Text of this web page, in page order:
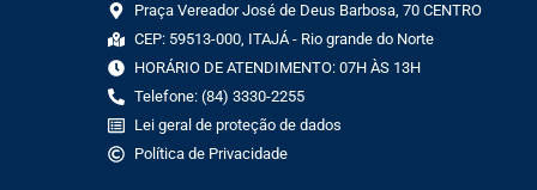
Praça Vereador José de Deus Barbosa, 70 CENTRO
CEP: 59513-000, ITAJÁ - Rio grande do Norte
HORÁRIO DE ATENDIMENTO: 07H ÀS 13H
Telefone: (84) 3330-2255
Lei geral de proteção de dados
Política de Privacidade